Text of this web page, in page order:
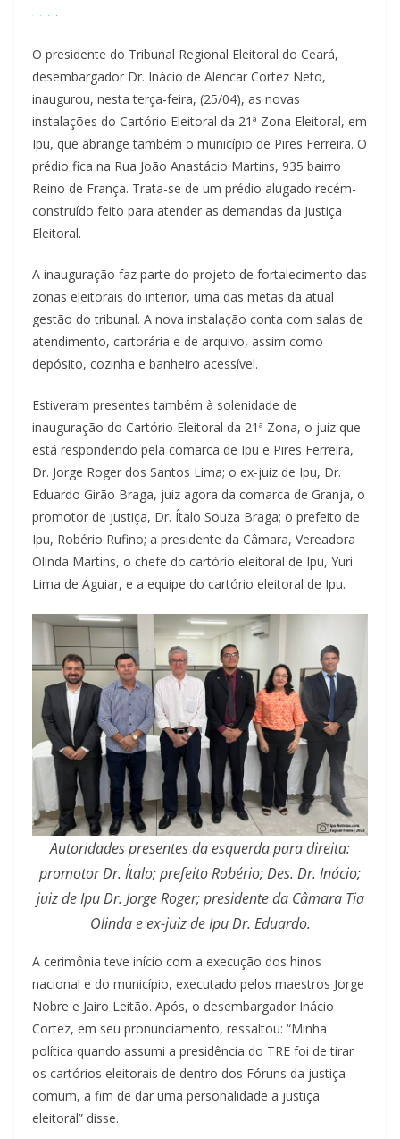
O presidente do Tribunal Regional Eleitoral do Ceará,
desembargador Dr. Inácio de Alencar Cortez Neto,
inaugurou, nesta terça-feira, (25/04), as novas
instalações do Cartório Eleitoral da 21ª Zona Eleitoral, em
Ipu, que abrange também o município de Pires Ferreira. O
prédio fica na Rua João Anastácio Martins, 935 bairro
Reino de França. Trata-se de um prédio alugado recém-
construído feito para atender as demandas da Justiça
Eleitoral.
A inauguração faz parte do projeto de fortalecimento das
zonas eleitorais do interior, uma das metas da atual
gestão do tribunal. A nova instalação conta com salas de
atendimento, cartorária e de arquivo, assim como
depósito, cozinha e banheiro acessível.
Estiveram presentes também à solenidade de
inauguração do Cartório Eleitoral da 21ª Zona, o juiz que
está respondendo pela comarca de Ipu e Pires Ferreira,
Dr. Jorge Roger dos Santos Lima; o ex-juiz de Ipu, Dr.
Eduardo Girão Braga, juiz agora da comarca de Granja, o
promotor de justiça, Dr. Ítalo Souza Braga; o prefeito de
Ipu, Robério Rufino; a presidente da Câmara, Vereadora
Olinda Martins, o chefe do cartório eleitoral de Ipu, Yuri
Lima de Aguiar, e a equipe do cartório eleitoral de Ipu.
Autoridades presentes da esquerda para direita:
promotor Dr. Ítalo; prefeito Robério; Des. Dr. Inácio;
juiz de Ipu Dr. Jorge Roger; presidente da Câmara Tia
Olinda e ex-juiz de Ipu Dr. Eduardo.
A cerimônia teve início com a execução dos hinos
nacional e do município, executado pelos maestros Jorge
Nobre e Jairo Leitão. Após, o desembargador Inácio
Cortez, em seu pronunciamento, ressaltou: “Minha
política quando assumi a presidência do TRE foi de tirar
os cartórios eleitorais de dentro dos Fóruns da justiça
comum, a fim de dar uma personalidade a justiça
eleitoral” disse.